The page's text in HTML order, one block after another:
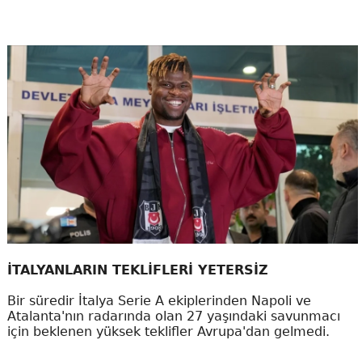
İTALYANLARIN TEKLİFLERİ YETERSİZ
Bir süredir İtalya Serie A ekiplerinden Napoli ve
Atalanta'nın radarında olan 27 yaşındaki savunmacı
için beklenen yüksek teklifler Avrupa'dan gelmedi.